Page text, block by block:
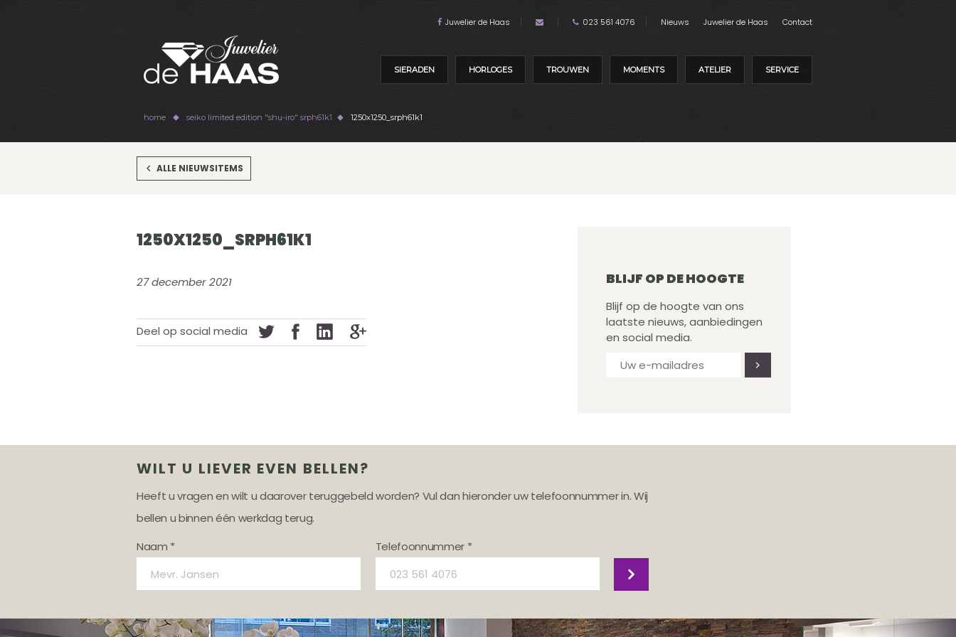
Juwelier de Haas 023 561 4076 Nieuws Juwelier de Haas Contact
SIERADEN HORLOGES TROUWEN MOMENTS ATELIER SERVICE
home seiko limited edition "shu-iro" srph61k1 1250x1250_srph61k1
ALLE NIEUWSITEMS
1250X1250_SRPH61K1
27 december 2021
Deel op social media
BLIJF OP DE HOOGTE
Blijf op de hoogte van ons
laatste nieuws, aanbiedingen
en social media.
WILT U LIEVER EVEN BELLEN?
Heeft u vragen en wilt u daarover teruggebeld worden? Vul dan hieronder uw telefoonnummer in. Wij
bellen u binnen één werkdag terug.
Naam *
Telefoonnummer *